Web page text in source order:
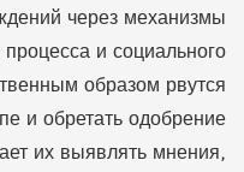
через механизмы
и социального
образом рвутся
и обретать одобрение
их выявлять мнения,